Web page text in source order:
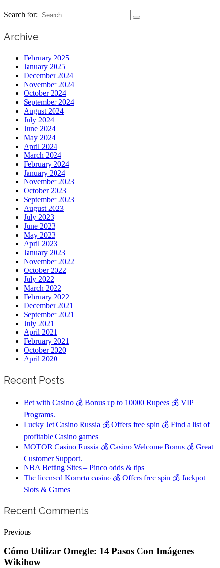
Search for:
Archive
February 2025
January 2025
December 2024
November 2024
October 2024
September 2024
August 2024
July 2024
June 2024
May 2024
April 2024
March 2024
February 2024
January 2024
November 2023
October 2023
September 2023
August 2023
July 2023
June 2023
May 2023
April 2023
January 2023
November 2022
October 2022
July 2022
March 2022
February 2022
December 2021
September 2021
July 2021
April 2021
February 2021
October 2020
April 2020
Recent Posts
Bet with Casino 💰 Bonus up to 10000 Rupees 💰 VIP
Programs.
Lucky Jet Casino Russia 💰 Offers free spin 💰 Find a list of
profitable Casino games
MOTOR Casino Russia 💰 Casino Welcome Bonus 💰 Great
Customer Support.
NBA Betting Sites – Pinco odds & tips
The licensed Kometa casino 💰 Offers free spin 💰 Jackpot
Slots & Games
Recent Comments
Previous
Cómo Utilizar Omegle: 14 Pasos Con Imágenes
Wikihow